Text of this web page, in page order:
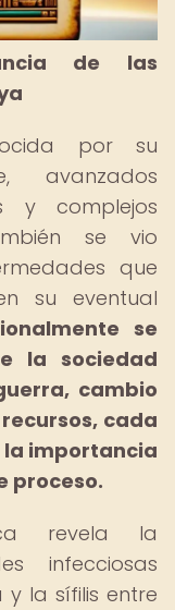
de las
por su
avanzados
y complejos
se vio
que
su eventual
se
la sociedad
cambio
cada
la importancia
proceso.
revela la
infecciosas
la sífilis entre